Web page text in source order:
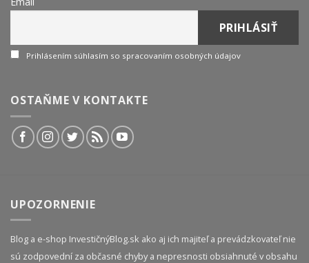
Prihlásením súhlasím so spracovaním osobných údajov
OSTAŇME V KONTAKTE
UPOZORNENIE
Blog a e-shop InvestičnýBlog.sk ako aj ich majiteľ a prevádzkovateľ nie
sú zodpovední za občasné chyby a nepresnosti obsiahnuté v obsahu